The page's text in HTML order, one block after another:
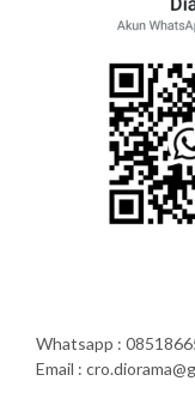
Whatsapp :
Email :